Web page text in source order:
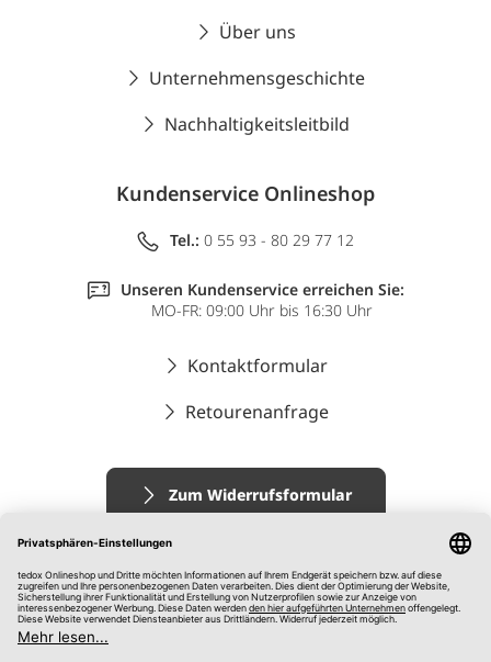
Über uns
Unternehmensgeschichte
Nachhaltigkeitsleitbild
Kundenservice Onlineshop
Tel.: 0 55 93 - 80 29 77 12
Unseren Kundenservice erreichen Sie:
MO-FR: 09:00 Uhr bis 16:30 Uhr
Kontaktformular
Retourenanfrage
Zum Widerrufsformular
Impressum
AGB